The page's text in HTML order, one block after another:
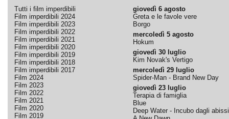
Tutti i film imperdibili
Film imperdibili 2024
Film imperdibili 2023
Film imperdibili 2022
Film imperdibili 2021
Film imperdibili 2020
Film imperdibili 2019
Film imperdibili 2018
Film imperdibili 2017
Film 2024
Film 2023
Film 2022
Film 2021
Film 2020
Film 2019
giovedì 6 agosto
Greta e le favole vere
Borgo
mercoledì 5 agosto
Hokum
giovedì 30 luglio
Kim Novak's Vertigo
mercoledì 29 luglio
Spider-Man - Brand New Day
giovedì 23 luglio
Terapia di famiglia
Blue
Deep Water - Incubo dagli abissi